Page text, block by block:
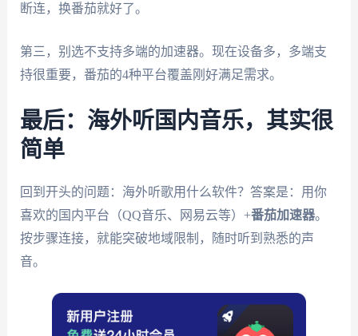
断连，换番茄就好了。
第三，别选不支持多端的加速器。现在设备多，多端支
持很重要，番茄的4种平台覆盖刚好满足需求。
最后：海外听国内音乐，其实很
简单
回到开头的问题：海外听歌用什么软件？答案是：用你
喜欢的国内平台（QQ音乐、网易云等）+番茄加速器。
按步骤连接，就能突破地域限制，随时听到熟悉的声
音。